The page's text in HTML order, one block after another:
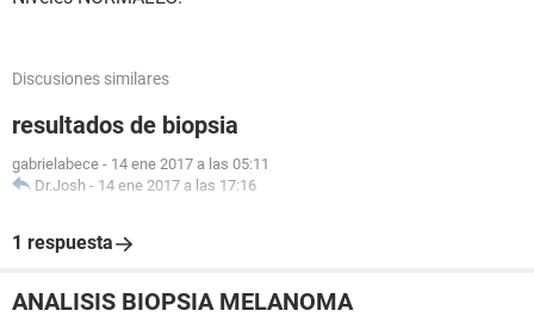
Discusiones similares
resultados de biopsia
gabrielabece - 14 ene 2017 a las 05:11
Dr.Josh - 14 ene 2017 a las 17:16
1 respuesta
ANALISIS BIOPSIA MELANOMA